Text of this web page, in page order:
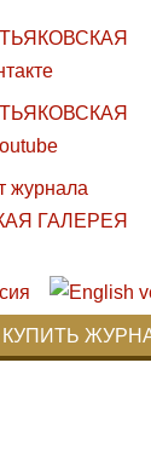
КУПИТЬ